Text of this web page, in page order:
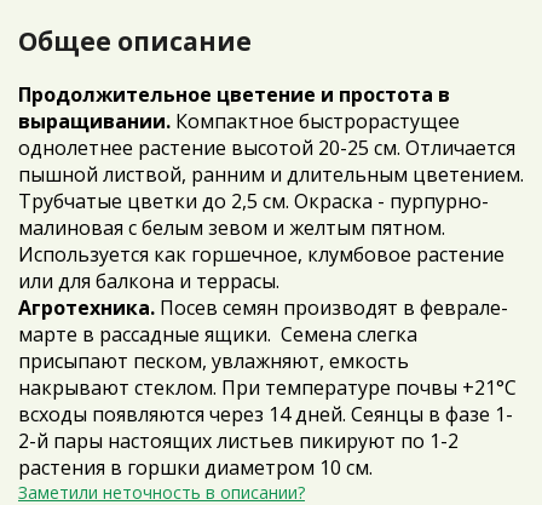
Общее описание
Продолжительное цветение и простота в
выращивании. Компактное быстрорастущее
однолетнее растение высотой 20-25 см. Отличается
пышной листвой, ранним и длительным цветением.
Трубчатые цветки до 2,5 см. Окраска - пурпурно-
малиновая с белым зевом и желтым пятном.
Используется как горшечное, клумбовое растение
или для балкона и террасы.
Агротехника. Посев семян производят в феврале-
марте в рассадные ящики. Семена слегка
присыпают песком, увлажняют, емкость
накрывают стеклом. При температуре почвы +21°С
всходы появляются через 14 дней. Сеянцы в фазе 1-
2-й пары настоящих листьев пикируют по 1-2
растения в горшки диаметром 10 см.
Заметили неточность в описании?